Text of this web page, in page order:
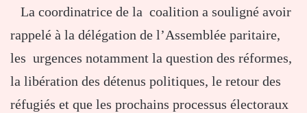
La coordinatrice de la coalition a souligné avoir
rappelé à la délégation de l’Assemblée paritaire,
les urgences notamment la question des réformes,
la libération des détenus politiques, le retour des
réfugiés et que les prochains processus électoraux